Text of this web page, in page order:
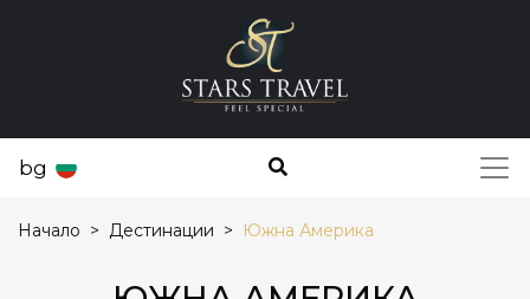
bg
Начало Дестинации Южна Америка